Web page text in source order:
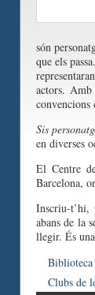
són
que els
actors. Amb
convencions
Sis
en diverses
El Centre
Barcelona,
Inscriu-t’hi,
abans de la
llegir. És
Clubs de